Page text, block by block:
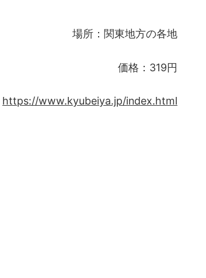
場所：関東地方の各地
価格：319円
https://www.kyubeiya.jp/index.html